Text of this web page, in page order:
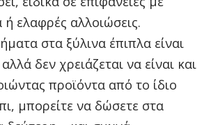
ελαφρές αλλοιώσεις.
στα ξύλινα έπιπλα είναι
δεν χρειάζεται να είναι και
προϊόντα από το ίδιο
μπορείτε να δώσετε στα